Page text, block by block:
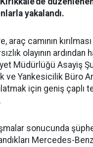
yakalandı.
araç camının
olayının ardından
Müdürlüğü Asayiş
ve Yankesicilik Büro
için geniş çaplı
sonucunda
Mercedes-